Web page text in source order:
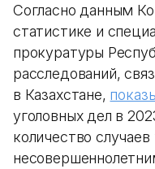
Согласно данным
статистике и
прокуратуры
расследований,
в Казахстане,
уголовных дел в
количество случаев